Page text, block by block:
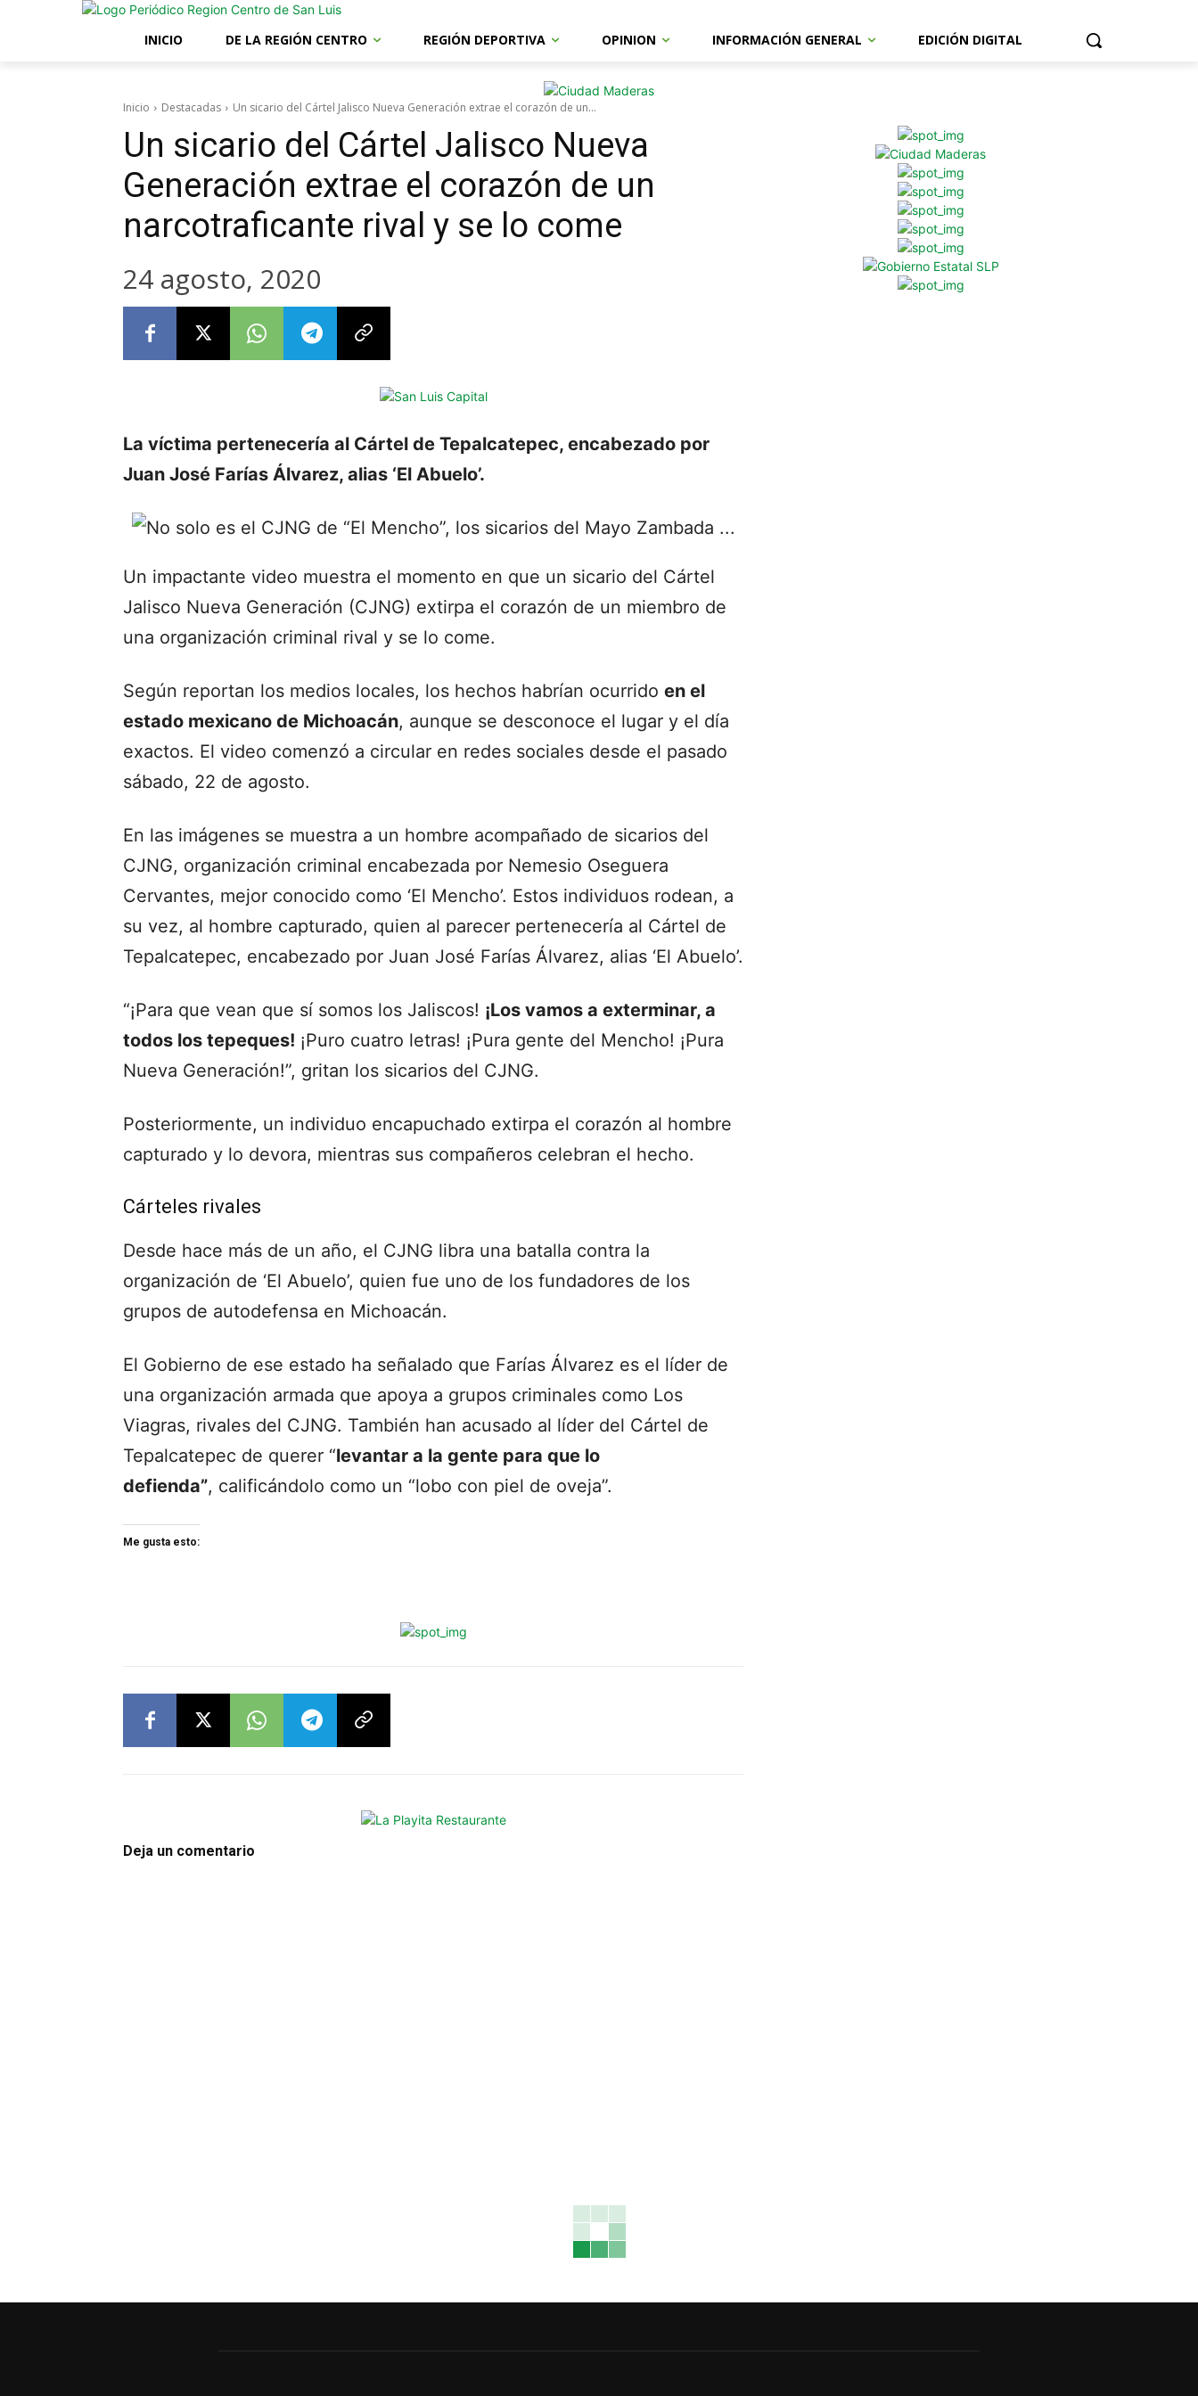
INICIO DE LA REGIÓN CENTRO REGIÓN DEPORTIVA OPINION INFORMACIÓN GENERAL EDICIÓN DIGITAL
Inicio Destacadas Un sicario del Cártel Jalisco Nueva Generación extrae el corazón de un...
Un sicario del Cártel Jalisco Nueva
Generación extrae el corazón de un
narcotraficante rival y se lo come
24 agosto, 2020
La víctima pertenecería al Cártel de Tepalcatepec, encabezado por
Juan José Farías Álvarez, alias ‘El Abuelo’.
Un impactante video muestra el momento en que un sicario del Cártel
Jalisco Nueva Generación (CJNG) extirpa el corazón de un miembro de
una organización criminal rival y se lo come.
Según reportan los medios locales, los hechos habrían ocurrido en el
estado mexicano de Michoacán, aunque se desconoce el lugar y el día
exactos. El video comenzó a circular en redes sociales desde el pasado
sábado, 22 de agosto.
En las imágenes se muestra a un hombre acompañado de sicarios del
CJNG, organización criminal encabezada por Nemesio Oseguera
Cervantes, mejor conocido como ‘El Mencho’. Estos individuos rodean, a
su vez, al hombre capturado, quien al parecer pertenecería al Cártel de
Tepalcatepec, encabezado por Juan José Farías Álvarez, alias ‘El Abuelo’.
“¡Para que vean que sí somos los Jaliscos! ¡Los vamos a exterminar, a
todos los tepeques! ¡Puro cuatro letras! ¡Pura gente del Mencho! ¡Pura
Nueva Generación!”, gritan los sicarios del CJNG.
Posteriormente, un individuo encapuchado extirpa el corazón al hombre
capturado y lo devora, mientras sus compañeros celebran el hecho.
Cárteles rivales
Desde hace más de un año, el CJNG libra una batalla contra la
organización de ‘El Abuelo’, quien fue uno de los fundadores de los
grupos de autodefensa en Michoacán.
El Gobierno de ese estado ha señalado que Farías Álvarez es el líder de
una organización armada que apoya a grupos criminales como Los
Viagras, rivales del CJNG. También han acusado al líder del Cártel de
Tepalcatepec de querer “levantar a la gente para que lo
defienda”, calificándolo como un “lobo con piel de oveja”.
Me gusta esto:
Deja un comentario